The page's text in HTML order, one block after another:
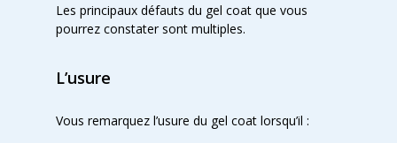
Les principaux défauts du gel coat que vous
pourrez constater sont multiples.
L’usure
Vous remarquez l’usure du gel coat lorsqu’il :